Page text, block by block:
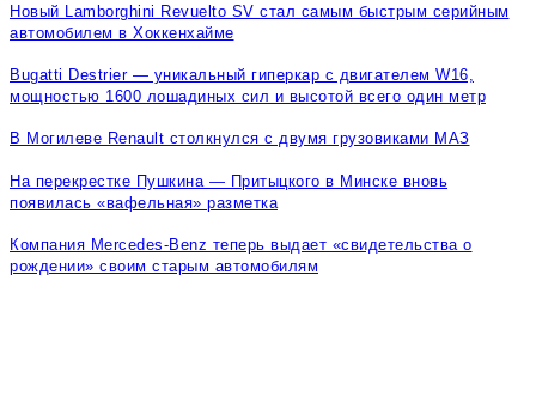
Новый Lamborghini Revuelto SV стал самым быстрым серийным
автомобилем в Хоккенхайме
Bugatti Destrier — уникальный гиперкар с двигателем W16,
мощностью 1600 лошадиных сил и высотой всего один метр
В Могилеве Renault столкнулся с двумя грузовиками МАЗ
На перекрестке Пушкина — Притыцкого в Минске вновь
появилась «вафельная» разметка
Компания Mercedes-Benz теперь выдает «свидетельства о
рождении» своим старым автомобилям